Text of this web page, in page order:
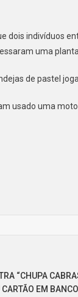
dois indivíduos
uma
de pastel
usado uma
“CHUPA
EM